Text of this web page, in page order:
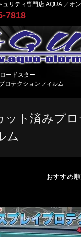
リティ専門店 AQUA ／オ
7818
ロードスター
ロテクションフィルム
ット済みプロ
ム
おすすめ順